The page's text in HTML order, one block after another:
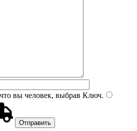
вы человек, выбрав Ключ.